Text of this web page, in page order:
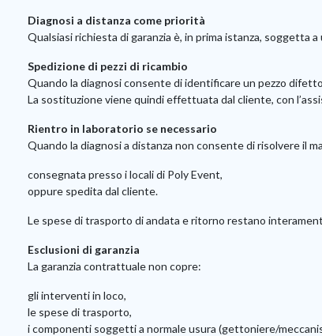
Diagnosi a distanza come priorità
Qualsiasi richiesta di garanzia è, in prima istanza, soggetta
Spedizione di pezzi di ricambio
Quando la diagnosi consente di identificare un pezzo
La sostituzione viene quindi effettuata dal cliente, con
Rientro in laboratorio se necessario
Quando la diagnosi a distanza non consente di risolvere il
consegnata presso i locali di Poly Event,
oppure spedita dal cliente.
Le spese di trasporto di andata e ritorno restano
Esclusioni di garanzia
La garanzia contrattuale non copre:
gli interventi in loco,
le spese di trasporto,
i componenti soggetti a normale usura (gettoniere/